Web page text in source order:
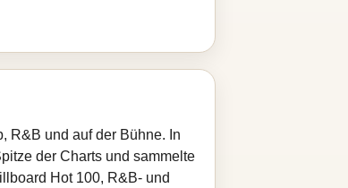
R&B und auf der Bühne. In
der Charts und sammelte
Hot 100, R&B‑ und